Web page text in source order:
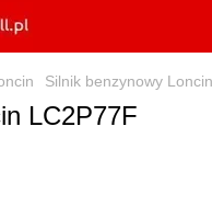
Silnik benzynowy
LC2P77F